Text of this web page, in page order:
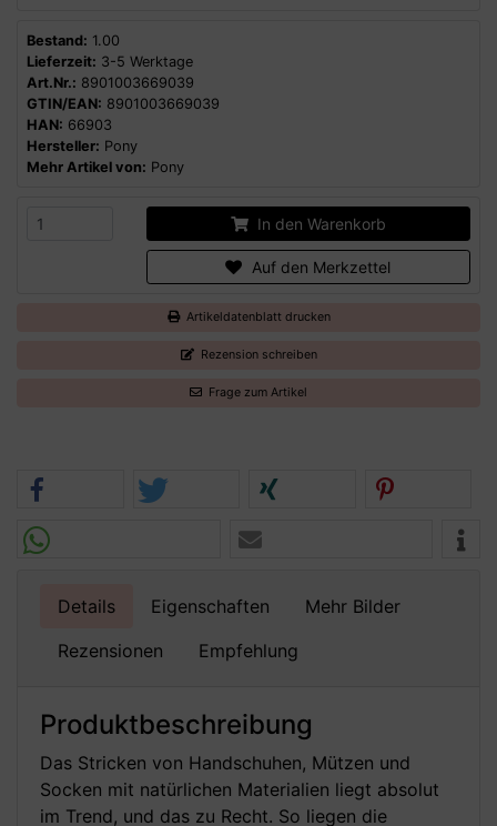
Bestand: 1.00
Lieferzeit: 3-5 Werktage
Art.Nr.: 8901003669039
GTIN/EAN: 8901003669039
HAN: 66903
Hersteller: Pony
Mehr Artikel von: Pony
In den Warenkorb
Auf den Merkzettel
Artikeldatenblatt drucken
Rezension schreiben
Frage zum Artikel
Details Eigenschaften
Mehr Bilder
Rezensionen
Empfehlung
Produktbeschreibung
Das Stricken von Handschuhen, Mützen und
Socken mit natürlichen Materialien liegt absolut
im Trend, und das zu Recht. So liegen die